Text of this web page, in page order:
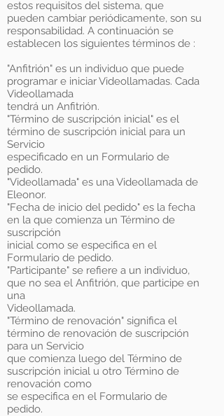
estos requisitos del sistema, que
pueden cambiar periódicamente, son su
responsabilidad. A continuación se
establecen los siguientes términos de :
"Anfitrión" es un individuo que puede
programar e iniciar Videollamadas. Cada
Videollamada
tendrá un Anfitrión.
"Término de suscripción inicial" es el
término de suscripción inicial para un
Servicio
especificado en un Formulario de
pedido.
"Videollamada" es una Videollamada de
Eleonor.
"Fecha de inicio del pedido" es la fecha
en la que comienza un Término de
suscripción
inicial como se especifica en el
Formulario de pedido.
"Participante" se refiere a un individuo,
que no sea el Anfitrión, que participe en
una
Videollamada.
"Término de renovación" significa el
término de renovación de suscripción
para un Servicio
que comienza luego del Término de
suscripción inicial u otro Término de
renovación como
se especifica en el Formulario de
pedido.